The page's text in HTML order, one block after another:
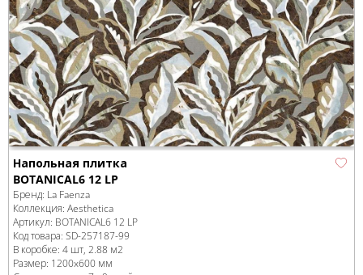
Напольная плитка
BOTANICAL6 12 LP
Бренд: La Faenza
Коллекция: Aesthetica
Артикул: BOTANICAL6 12 LP
Код товара: SD-257187-99
В коробке: 4 шт, 2.88 м2
Размер: 1200x600 мм